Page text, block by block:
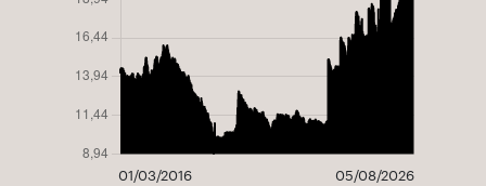
01/03/2016 05/08/2026